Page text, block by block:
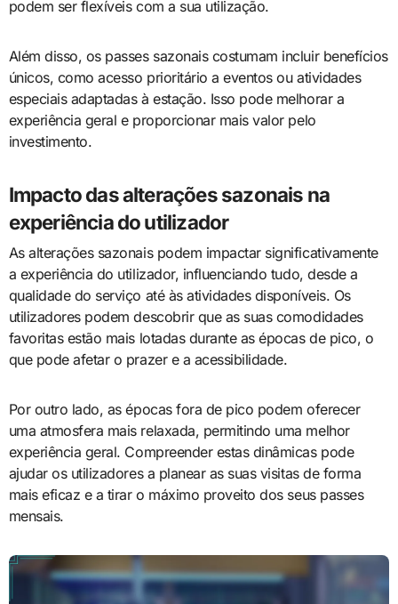
podem ser flexíveis com a sua utilização.
Além disso, os passes sazonais costumam incluir benefícios
únicos, como acesso prioritário a eventos ou atividades
especiais adaptadas à estação. Isso pode melhorar a
experiência geral e proporcionar mais valor pelo
investimento.
Impacto das alterações sazonais na
experiência do utilizador
As alterações sazonais podem impactar significativamente
a experiência do utilizador, influenciando tudo, desde a
qualidade do serviço até às atividades disponíveis. Os
utilizadores podem descobrir que as suas comodidades
favoritas estão mais lotadas durante as épocas de pico, o
que pode afetar o prazer e a acessibilidade.
Por outro lado, as épocas fora de pico podem oferecer
uma atmosfera mais relaxada, permitindo uma melhor
experiência geral. Compreender estas dinâmicas pode
ajudar os utilizadores a planear as suas visitas de forma
mais eficaz e a tirar o máximo proveito dos seus passes
mensais.